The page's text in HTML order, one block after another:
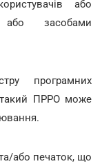
або
або засобами
програмних
такий ПРРО може
або печаток, що